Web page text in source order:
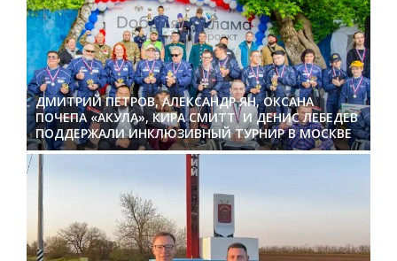
ДМИТРИЙ ПЕТРОВ, АЛЕКСАНДР ЯН, ОКСАНА
ПОЧЕПА «АКУЛА», КИРА СМИТТ И ДЕНИС ЛЕБЕДЕВ
ПОДДЕРЖАЛИ ИНКЛЮЗИВНЫЙ ТУРНИР В МОСКВЕ